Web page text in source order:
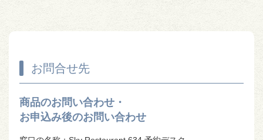
お問合せ先
商品のお問い合わせ・
お申込み後のお問い合わせ